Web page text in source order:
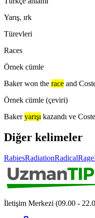
Yarış, ırk
Türevleri
Races
Örnek cümle
Baker won the race and
Örnek cümle (çeviri)
Baker yarışı kazandı ve
Diğer kelimeler
RabiesRadiationRadicalRage
İletişim Merkezi (09.00 -